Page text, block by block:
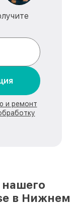
и ремонт
в Нижнем